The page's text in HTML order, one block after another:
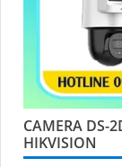
CAMERA DS-
HIKVISION